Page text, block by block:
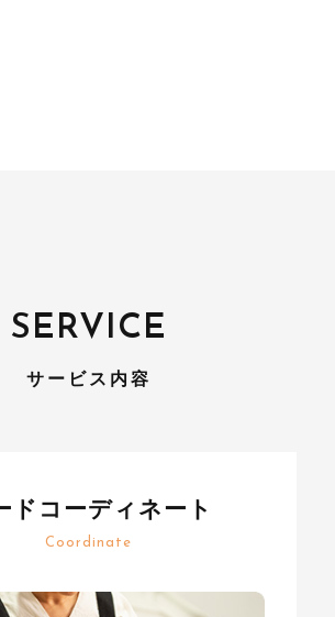
SERVICE
サービス内容
ドコーディネート
Coordinate